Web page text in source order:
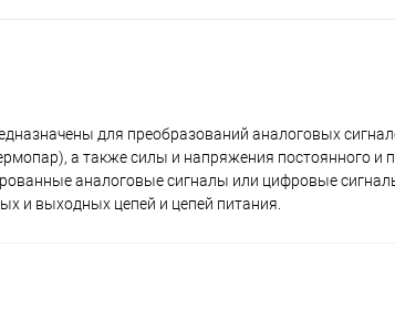
для преобразований аналоговых
а также силы и напряжения постоянного и
аналоговые сигналы или цифровые
и выходных цепей и цепей питания.